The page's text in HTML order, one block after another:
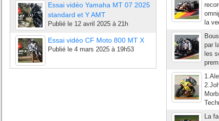
Essai vidéo Yamaha MT 07 2025
standard et Y AMT
Publié le 12 avril 2025 à 21h
Essai vidéo CF Moto 800 MT X
Publié le 4 mars 2025 à 19h53
la
par
les
La